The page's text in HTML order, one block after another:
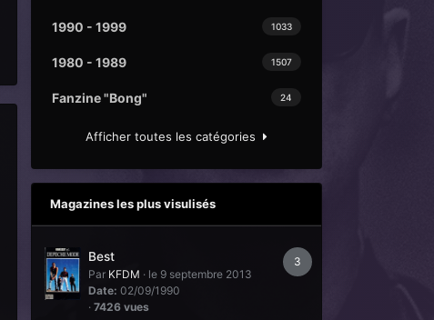
1033
1990 - 1999
1507
1980 - 1989
24
Fanzine "Bong"
Afficher toutes les catégories
Magazines les plus visulisés
3
Best
Par KFDM · le 9 septembre 2013
Date: 02/09/1990
·7426 vues